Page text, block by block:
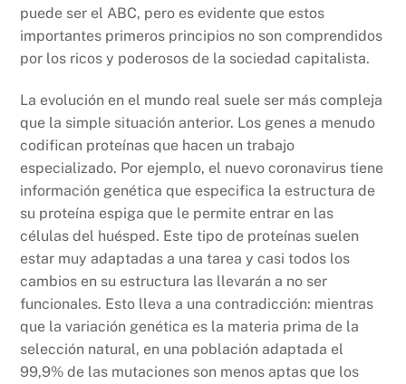
puede ser el ABC, pero es evidente que estos
importantes primeros principios no son comprendidos
por los ricos y poderosos de la sociedad capitalista.
La evolución en el mundo real suele ser más compleja
que la simple situación anterior. Los genes a menudo
codifican proteínas que hacen un trabajo
especializado. Por ejemplo, el nuevo coronavirus tiene
información genética que especifica la estructura de
su proteína espiga que le permite entrar en las
células del huésped. Este tipo de proteínas suelen
estar muy adaptadas a una tarea y casi todos los
cambios en su estructura las llevarán a no ser
funcionales. Esto lleva a una contradicción: mientras
que la variación genética es la materia prima de la
selección natural, en una población adaptada el
99,9% de las mutaciones son menos aptas que los